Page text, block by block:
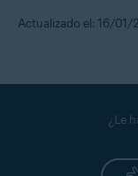
Actualizado el: 16/01/
¿Le